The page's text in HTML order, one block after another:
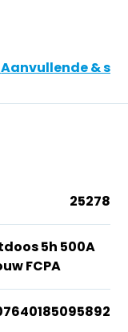
Aanvullende &
25278
5h 500A
FCPA